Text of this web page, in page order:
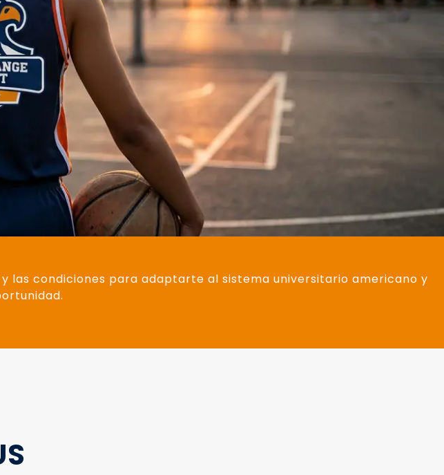
las condiciones para adaptarte al sistema universitario americano y